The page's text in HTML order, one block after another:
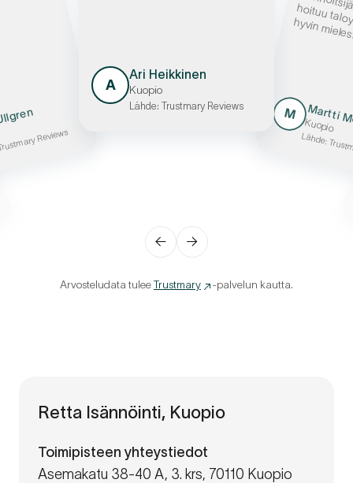
Reviews
A
Ari Heikkinen
Kuopio
Lähde: Trustmary Reviews
Isännöitsijän
M Martti
Kuopio
Lähde:
← →
Arvosteludata tulee Trustmary -palvelun kautta.
Retta Isännöinti, Kuopio
Toimipisteen yhteystiedot
Asemakatu 38-40 A, 3. krs, 70110 Kuopio